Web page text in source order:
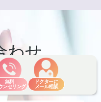
無料
ンセリング
ドクターに
メール相談
わせ